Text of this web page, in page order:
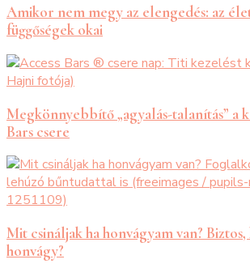
Amikor nem megy az elengedés: az
függőségek okai
Megkönnyebbítő „agyalás-talanítás” a
Bars csere
Mit csináljak ha honvágyam van?
honvágy?